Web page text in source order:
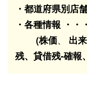
・都道府県別店
・各種情報 ・
(株価、
出
残、貸借残-確報